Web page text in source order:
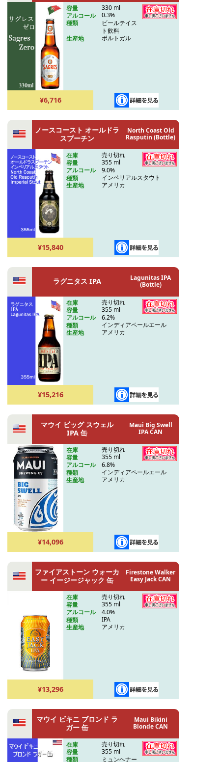
容量
330 ml
アルコール
0.3%
種類
ビールテイス
ト飲料
生産地
ポルトガル
¥6,716
ノースコースト オールドラ
スプーチン
North Coast Old
Rasputin (Bottle)
在庫
売り切れ
容量
355 ml
アルコール
9.0%
種類
インペリアルスタウト
生産地
アメリカ
¥15,840
ラグニタス IPA
Lagunitas IPA
(Bottle)
在庫
売り切れ
容量
355 ml
アルコール
6.2%
種類
インディアペールエール
生産地
アメリカ
¥15,216
マウイ ビッグ スウェル
IPA 缶
Maui Big Swell
IPA CAN
在庫
売り切れ
容量
355 ml
アルコール
6.8%
種類
インディアペールエール
生産地
アメリカ
¥14,096
ファイアストーン ウォーカ
ー イージージャック 缶
Firestone Walker
Easy Jack CAN
在庫
売り切れ
容量
355 ml
アルコール
4.0%
種類
IPA
生産地
アメリカ
¥13,296
マウイ ビキニ ブロンド ラ
ガー 缶
Maui Bikini
Blonde CAN
在庫
売り切れ
容量
355 ml
種類
ミュンヘナー